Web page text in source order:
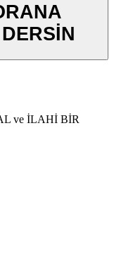
ve İLAHİ BİR